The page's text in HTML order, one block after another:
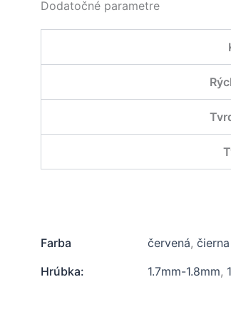
Dodatočné parametre
Farba červená, čierna
Hrúbka:
1.7mm-1.8mm,